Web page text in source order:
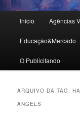
principal
Início Agências
Educação&Mercado
O Publicitando
ARQUIVO DA TAG:
ANGELS